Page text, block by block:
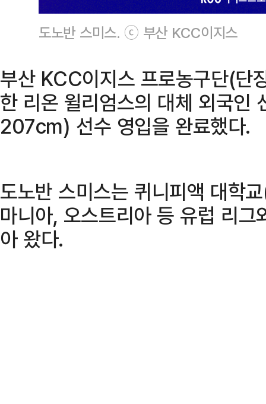
도노반 스미스. ⓒ 부산 KCC이지스
부산 KCC이지스 프로농구단(단
한 리온 윌리엄스의 대체 외국인
207cm) 선수 영입을 완료했다.
도노반 스미스는 퀴니피액 대학
마니아, 오스트리아 등 유럽 리
아 왔다.